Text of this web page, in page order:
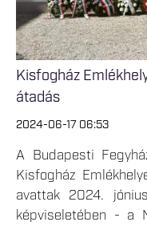
Kisfogház
átadás
2024-06-17 06:53
A Budapesti
Kisfogház
avattak 2024.
képviseletében - a